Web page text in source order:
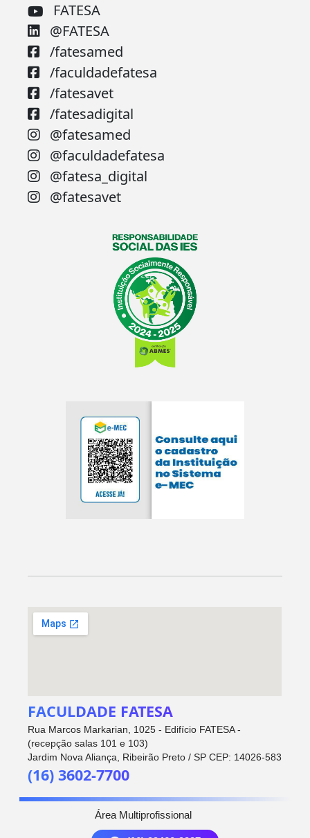
FATESA
@FATESA
/fatesamed
/faculdadefatesa
/fatesavet
/fatesadigital
@fatesamed
@faculdadefatesa
@fatesa_digital
@fatesavet
FACULDADE FATESA
Rua Marcos Markarian, 1025 - Edifício FATESA -
(recepção salas 101 e 103)
Jardim Nova Aliança, Ribeirão Preto / SP CEP: 14026-583
(16) 3602-7700
Área Multiprofissional